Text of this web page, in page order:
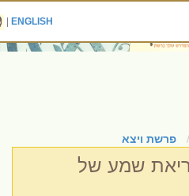
ENGLISH
|
פרשת ויצא
שמע של